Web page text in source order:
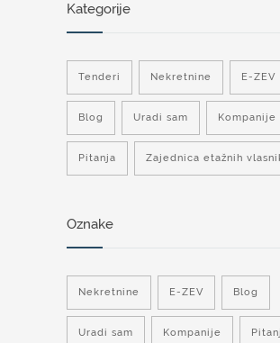
Kategorije
Tenderi Nekretnine E-ZEV
Blog Uradi sam Kompanije
Pitanja Zajednica etažnih
Oznake
Nekretnine E-ZEV Blog
Uradi sam Kompanije